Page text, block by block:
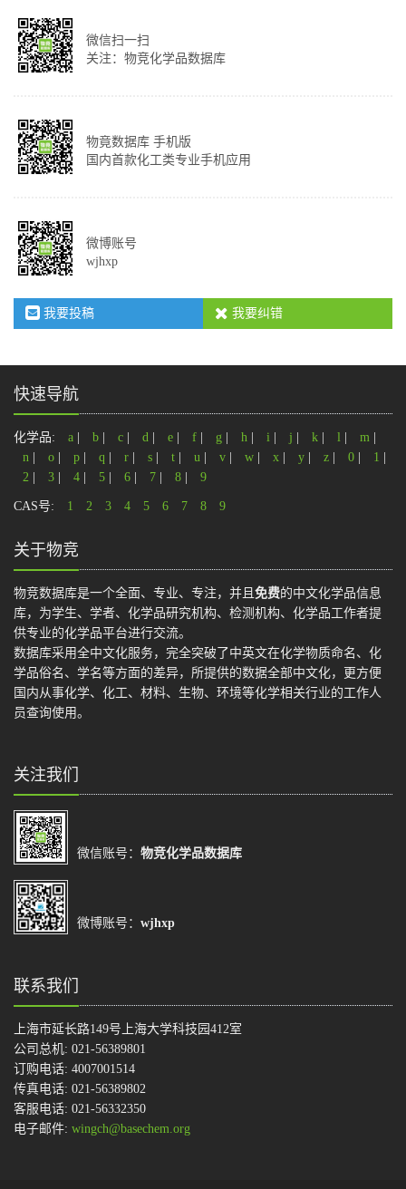
微信扫一扫
关注：物竞化学品数据库
物竟数据库 手机版
国内首款化工类专业手机应用
微博账号
wjhxp
我要投稿 我要纠错
快速导航
化学品: a b c d e f g h i j k l m
n
o p q r s t u v w x y z 0 1
2
3 4 5 6 7 8 9
CAS号: 1 2 3 4 5 6 7 8 9
关于物竞
物竞数据库是一个全面、专业、专注，并且 免费的中文化学品信息
库，为学生、学者、化学品研究机构、检测机构、化学品工作者提
供专业的化学品平台进行交流。
数据库采用全中文化服务，完全突破了中英文在化学物质命名、化
学品俗名、学名等方面的差异，所提供的数据全部中文化，更方便
国内从事化学、化工、材料、生物、环境等化学相关行业的工作人
员查询使用。
关注我们
微信账号： 物竞化学品数据库
微博账号： wjhxp
联系我们
上海市延长路149号上海大学科技园412室
公司总机: 021-56389801
订购电话: 4007001514
传真电话: 021-56389802
客服电话: 021-56332350
电子邮件: wingch@basechem.org